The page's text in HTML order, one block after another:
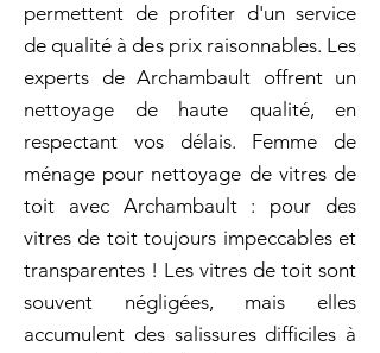
permettent de profiter d'un service
de qualité à des prix raisonnables. Les
experts de Archambault offrent un
nettoyage de haute qualité, en
respectant vos délais. Femme de
ménage pour nettoyage de vitres de
toit avec Archambault : pour des
vitres de toit toujours impeccables et
transparentes ! Les vitres de toit sont
souvent négligées, mais elles
accumulent des salissures difficiles à